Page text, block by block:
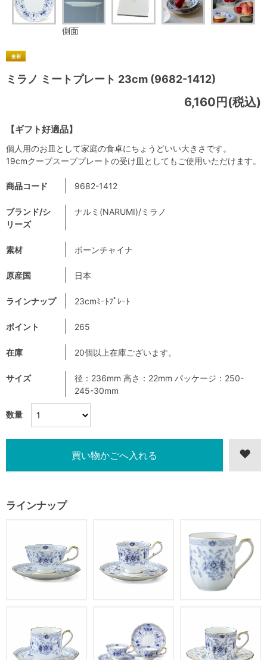
側面
ミラノ ミートプレート 23cm (9682-1412)
【ギフト好適品】
6,160円(税込)
数量
商品コード 9682-1412
ブランド/シ
リーズ
ナルミ(NARUMI)/ミラノ
素材 ボーンチャイナ
原産国 日本
ラインナップ 23cmﾐｰﾄﾌﾟﾚｰﾄ
ポイント 265
在庫 20個以上在庫ございます。
サイズ
径：236mm 高さ：22mm パッケージ：250-
245-30mm
ラインナップ
個人用のお皿として家庭の食卓にちょうどいい大きさです。
19cmクープスーププレートの受け皿としてもご使用いただけます。